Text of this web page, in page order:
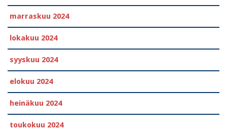
marraskuu 2024
lokakuu 2024
syyskuu 2024
elokuu 2024
heinäkuu 2024
toukokuu 2024